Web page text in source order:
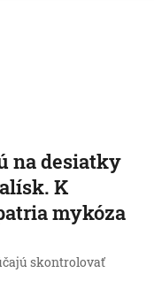
na desiatky
K
mykóza
skontrolovať